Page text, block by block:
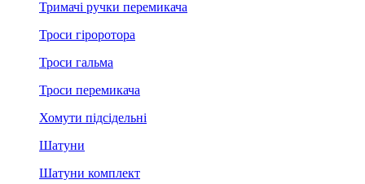
Тримачі ручки перемикача
Троси гіроротора
Троси гальма
Троси перемикача
Хомути підсідельні
Шатуни
Шатуни комплект